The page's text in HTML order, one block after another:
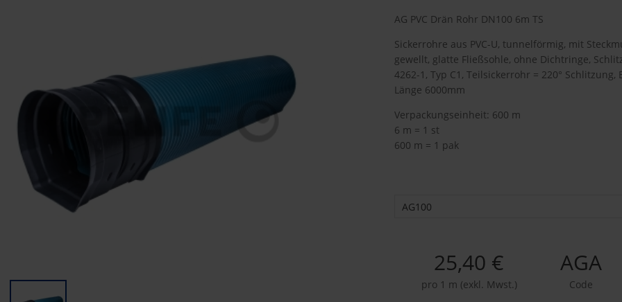
AG PVC Drän Rohr DN100 6m TS
Sickerrohre aus PVC-U, tunnelförmig, mit
gewellt, glatte Fließsohle, ohne Dichtringe,
4262-1, Typ C1, Teilsickerrohr = 220°
Länge 6000mm
Verpackungseinheit: 600 m
6 m = 1 st
600 m = 1 pak
AG100
25,40 €
pro 1 m (exkl. Mwst.)
AGA
Code